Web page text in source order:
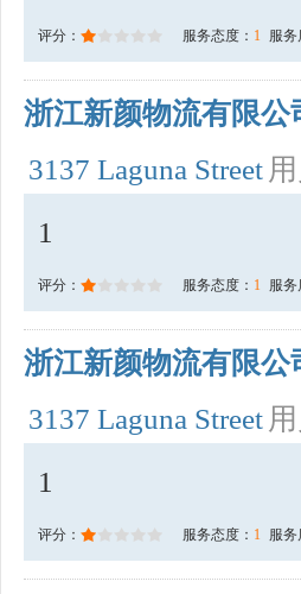
评分： 服务态度： 1 服务
浙江新颜物流有限公
3137 Laguna Street
1
评分： 服务态度： 1 服务
浙江新颜物流有限公
3137 Laguna Street
1
评分： 服务态度： 1 服务